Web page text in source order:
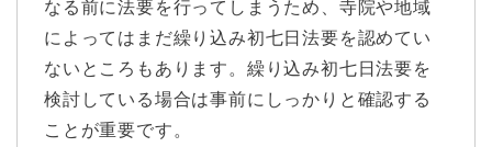
なる前に法要を行ってしまうため、寺院や地域
によってはまだ繰り込み初七日法要を認めてい
ないところもあります。繰り込み初七日法要を
検討している場合は事前にしっかりと確認する
ことが重要です。